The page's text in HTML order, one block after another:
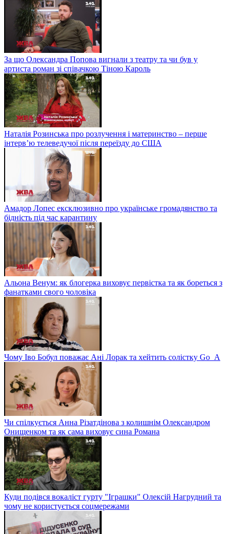
За що Олександра Попова вигнали з театру та чи був у
артиста роман зі співачкою Тіною Кароль
Наталія Розинська про розлучення і материнство – перше
інтерв’ю телеведучої після переїзду до США
Амадор Лопес ексклюзивно про українське громадянство та
бідність під час карантину
Альона Венум: як блогерка виховує первістка та як бореться з
фанатками свого чоловіка
Чому Іво Бобул поважає Ані Лорак та хейтить солістку Go_A
Чи спілкується Анна Різатдінова з колишнім Олександром
Онищенком та як сама виховує сина Романа
Куди подівся вокаліст гурту "Іграшки" Олексій Нагрудний та
чому не користується соцмережами